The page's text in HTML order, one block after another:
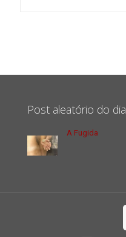
Post aleatório do dia
A Fugida